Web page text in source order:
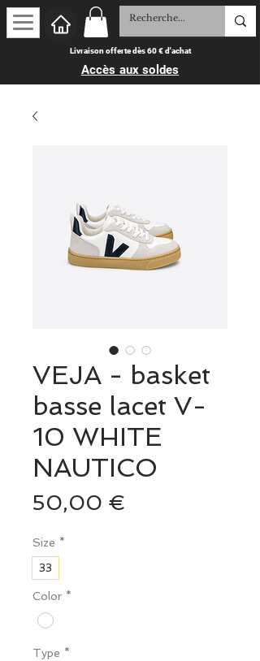
Livraison offerte dès 60 € d'achat
Accès aux soldes
VEJA - basket
basse lacet V-
10 WHITE
NAUTICO
50,00 €
Size *
33
Color *
Type *